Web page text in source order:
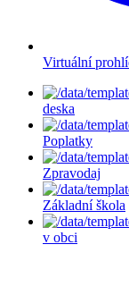
Virtuální
deska
Poplatky
Zpravodaj
Základní škola
v obci